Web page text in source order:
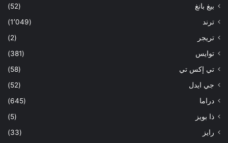
بيغ بانغ
(52)
ترند
(1٬049)
تريجر
(2)
توايس
(381)
تي إكس تي
(58)
جي ايدل
(52)
دراما
(645)
ذا بويز
(5)
رايز
(33)